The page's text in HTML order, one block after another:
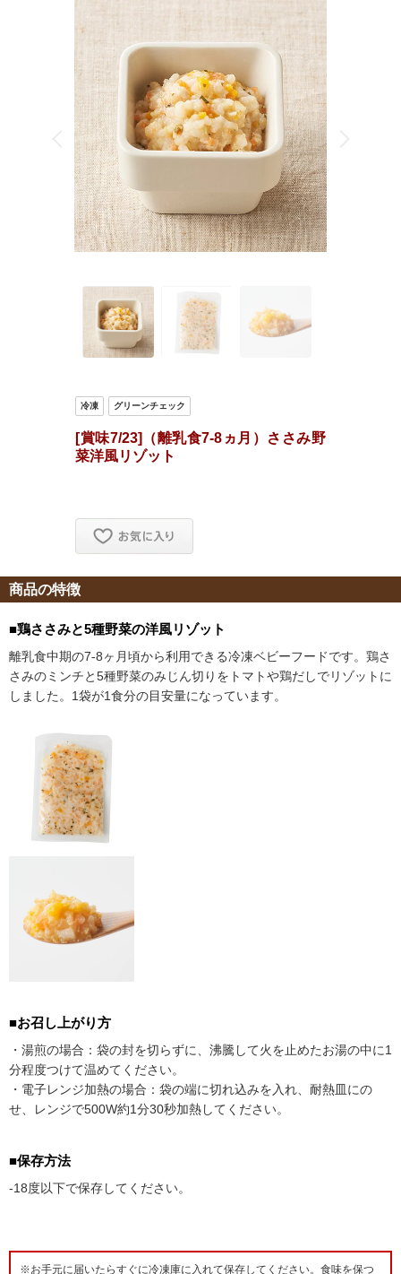
商品の特徴
■鶏ささみと5種野菜の洋風リゾット
離乳食中期の7-8ヶ月頃から利用できる冷凍ベビーフードです。鶏さ
さみのミンチと5種野菜のみじん切りをトマトや鶏だしでリゾットに
しました。1袋が1食分の目安量になっています。
■お召し上がり方
・湯煎の場合：袋の封を切らずに、沸騰して火を止めたお湯の中に1
分程度つけて温めてください。
・電子レンジ加熱の場合：袋の端に切れ込みを入れ、耐熱皿にの
せ、レンジで500W約1分30秒加熱してください。
■保存方法
-18度以下で保存してください。
※お手元に届いたらすぐに冷凍庫に入れて保存してください。食味を保つ